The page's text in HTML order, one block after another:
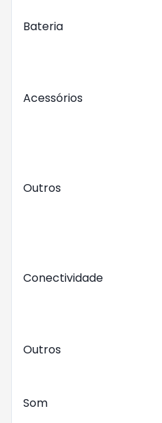
Bateria
Acessórios
Outros
Conectividade
Outros
Som